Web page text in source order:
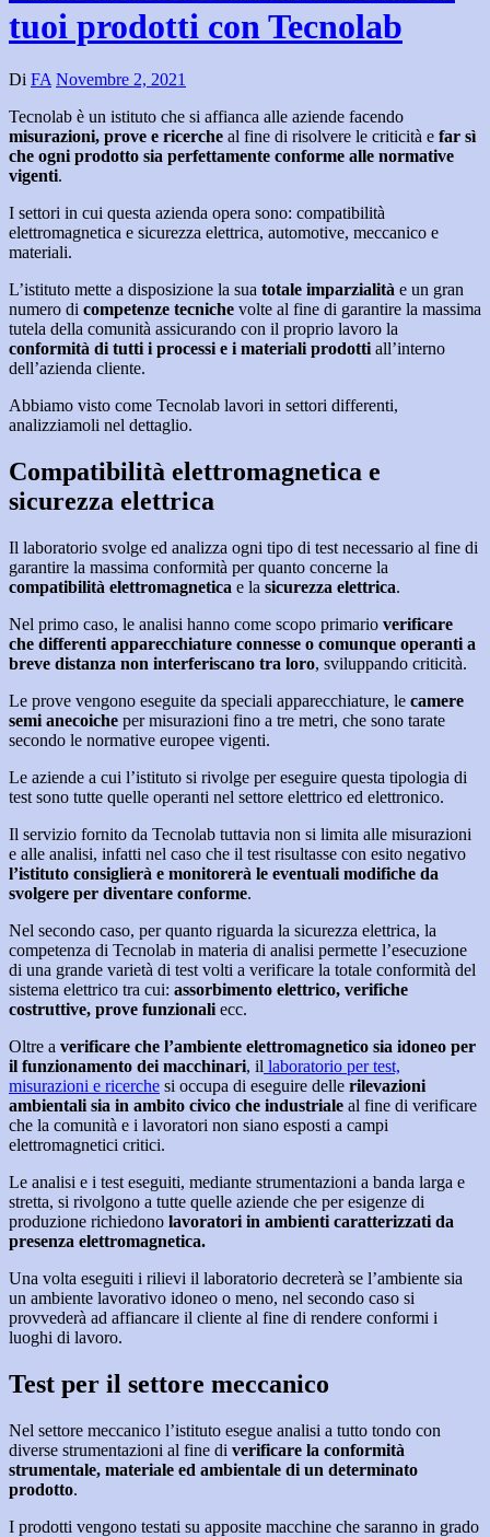
tuoi prodotti con Tecnolab
Di FA Novembre 2, 2021
Tecnolab è un istituto che si affianca alle aziende facendo
misurazioni, prove e ricerche al fine di risolvere le criticità e far sì
che ogni prodotto sia perfettamente conforme alle normative
vigenti.
I settori in cui questa azienda opera sono: compatibilità
elettromagnetica e sicurezza elettrica, automotive, meccanico e
materiali.
L’istituto mette a disposizione la sua totale imparzialità e un gran
numero di competenze tecniche volte al fine di garantire la massima
tutela della comunità assicurando con il proprio lavoro la
conformità di tutti i processi e i materiali prodottiall’interno
dell’azienda cliente.
Abbiamo visto come Tecnolab lavori in settori differenti,
analizziamoli nel dettaglio.
Compatibilità elettromagnetica e
sicurezza elettrica
Il laboratorio svolge ed analizza ogni tipo di test necessario al fine di
garantire la massima conformità per quanto concerne la
compatibilità elettromagnetica e la sicurezza elettrica.
Nel primo caso, le analisi hanno come scopo primario verificare
che differenti apparecchiature connesse o comunque operanti a
breve distanza non interferiscano tra loro, sviluppando criticità.
Le prove vengono eseguite da speciali apparecchiature, le camere
semi anecoiche per misurazioni fino a tre metri, che sono tarate
secondo le normative europee vigenti.
Le aziende a cui l’istituto si rivolge per eseguire questa tipologia di
test sono tutte quelle operanti nel settore elettrico ed elettronico.
Il servizio fornito da Tecnolab tuttavia non si limita alle misurazioni
e alle analisi, infatti nel caso che il test risultasse con esito negativo
l’istituto consiglierà e monitorerà le eventuali modifiche da
svolgere per diventare conforme.
Nel secondo caso, per quanto riguarda la sicurezza elettrica, la
competenza di Tecnolab in materia di analisi permette l’esecuzione
di una grande varietà di test volti a verificare la totale conformità del
sistema elettrico tra cui: assorbimento elettrico, verifiche
costruttive, prove funzionali ecc.
Oltre a verificare che l’ambiente elettromagnetico sia idoneo per
il funzionamento dei macchinari, il laboratorio per test,
misurazioni e ricerche si occupa di eseguire delle rilevazioni
ambientali sia in ambito civico che industriale al fine di verificare
che la comunità e i lavoratori non siano esposti a campi
elettromagnetici critici.
Le analisi e i test eseguiti, mediante strumentazioni a banda larga e
stretta, si rivolgono a tutte quelle aziende che per esigenze di
produzione richiedono lavoratori in ambienti caratterizzati da
presenza elettromagnetica.
Una volta eseguiti i rilievi il laboratorio decreterà se l’ambiente sia
un ambiente lavorativo idoneo o meno, nel secondo caso si
provvederà ad affiancare il cliente al fine di rendere conformi i
luoghi di lavoro.
Test per il settore meccanico
Nel settore meccanico l’istituto esegue analisi a tutto tondo con
diverse strumentazioni al fine di verificare la conformità
strumentale, materiale ed ambientale di un determinato
prodotto.
I prodotti vengono testati su apposite macchine che saranno in grado